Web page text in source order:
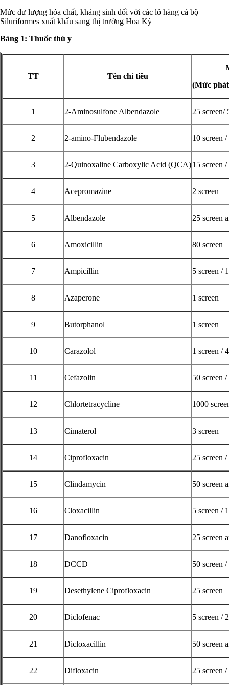
Mức dư lượng hóa chất, kháng sinh đối với các lô hàng cá bộ
Siluriformes xuất khẩu sang thị trường Hoa Kỳ
Bảng 1: Thuốc thú y
TT Tên chỉ tiêu
(Mức
1 2-Aminosulfone Albendazole 25 screen/
2 2-amino-Flubendazole 10 screen
3 2-Quinoxaline Carboxylic Acid (QCA)15 screen
4 Acepromazine 2 screen
5 Albendazole 25 screen
6 Amoxicillin 80 screen
7 Ampicillin 5 screen /
8 Azaperone 1 screen
9 Butorphanol 1 screen
10 Carazolol 1 screen /
11 Cefazolin 50 screen
12 Chlortetracycline 1000
13 Cimaterol 3 screen
14 Ciprofloxacin 25 screen
15 Clindamycin 50 screen
16 Cloxacillin 5 screen /
17 Danofloxacin 25 screen
18 DCCD 50 screen
19 Desethylene Ciprofloxacin 25 screen
20 Diclofenac 5 screen /
21 Dicloxacillin 50 screen
22 Difloxacin 25 screen